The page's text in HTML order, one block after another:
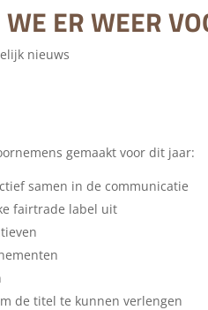
ER WEER
nieuws
gemaakt voor dit jaar:
samen in de communicatie
fairtrade label uit
de titel te kunnen verlengen